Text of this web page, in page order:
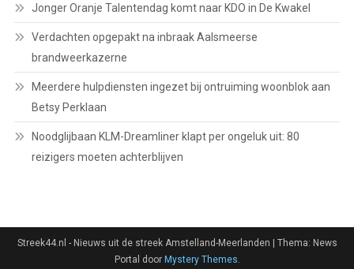
Jonger Oranje Talentendag komt naar KDO in De Kwakel
Verdachten opgepakt na inbraak Aalsmeerse
brandweerkazerne
Meerdere hulpdiensten ingezet bij ontruiming woonblok aan
Betsy Perklaan
Noodglijbaan KLM-Dreamliner klapt per ongeluk uit: 80
reizigers moeten achterblijven
Streek44.nl - Nieuws uit de streek Amstelland-Meerlanden | Thema: News
Portal door Mystery Themes